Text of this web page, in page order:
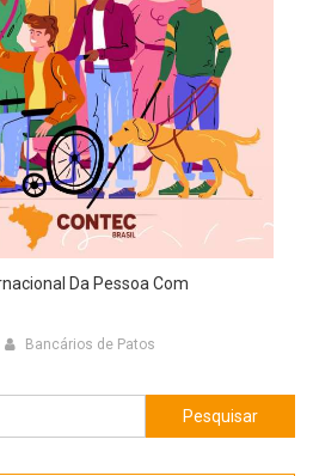
Da Pessoa Com
Bancários de Patos
Pesquisar
por: